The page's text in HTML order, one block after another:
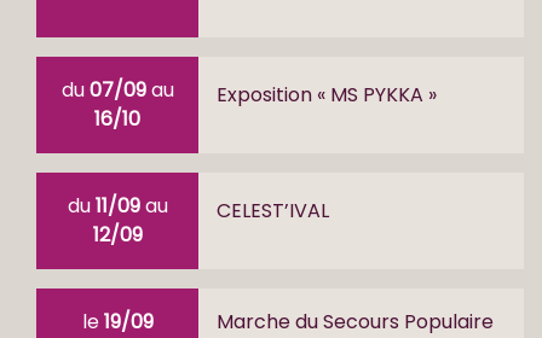
du07/09au
16/10
Exposition « MS PYKKA »
du11/09au
12/09
CELEST’IVAL
le19/09 Marche du Secours Populaire